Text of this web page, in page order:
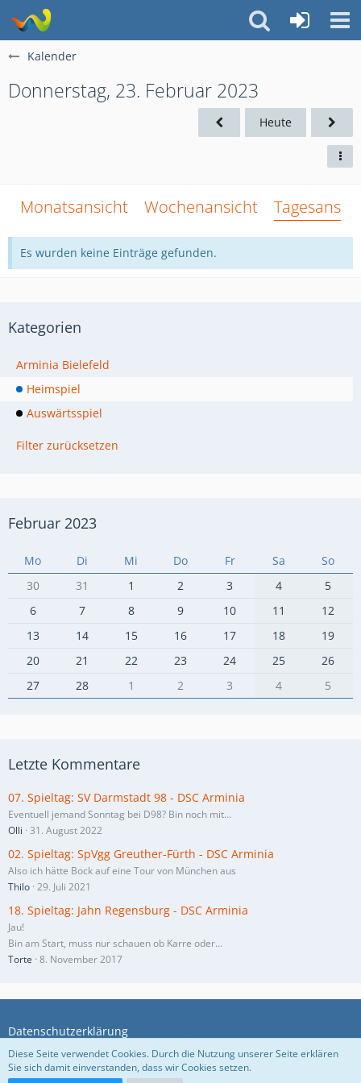
Kalender
Donnerstag, 23. Februar 2023
Heute
Monatsansicht Wochenansicht
Es wurden keine Einträge gefunden.
Kategorien
Arminia Bielefeld
Heimspiel
Auswärtsspiel
Filter zurücksetzen
Februar 2023
Mo Di Mi Do Fr Sa
So
30
31 1 2 3 4
5
6
7 8 9 10 11
12
13
14 15 16 17 18
19
20
21 22 23 24 25
26
27
28 1 2 3 4 5
Letzte Kommentare
07. Spieltag: SV Darmstadt 98 - DSC Arminia
Eventuell jemand Sonntag bei D98? Bin noch mit…
Olli 31. August 2022
02. Spieltag: SpVgg Greuther-Fürth - DSC Arminia
Also ich hätte Bock auf eine Tour von München aus
Thilo 29. Juli 2021
18. Spieltag: Jahn Regensburg - DSC Arminia
Jau!
Bin am Start, muss nur schauen ob Karre oder…
Torte 8. November 2017
Datenschutzerklärung
Diese Seite verwendet Cookies. Durch die Nutzung unserer Seite erklären
Sie sich damit einverstanden, dass wir Cookies setzen.